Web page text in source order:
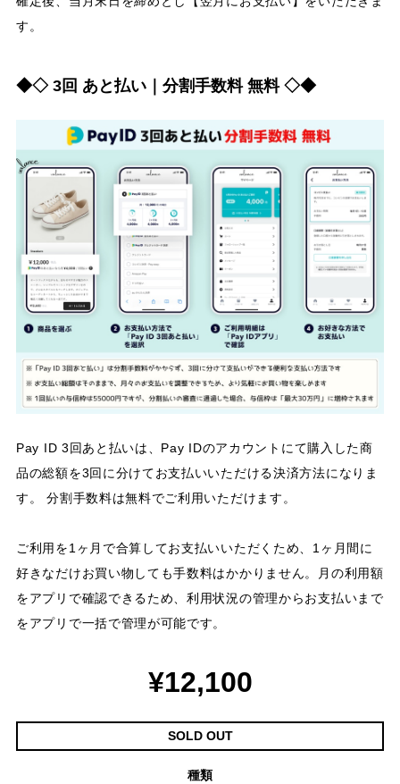
す。
◆◇ 3回 あと払い｜分割手数料 無料 ◇◆
Pay ID 3回あと払いは、Pay IDのアカウントにて購入した商
品の総額を3回に分けてお支払いいただける決済方法になりま
す。 分割手数料は無料でご利用いただけます。
ご利用を1ヶ月で合算してお支払いいただくため、1ヶ月間に
好きなだけお買い物しても手数料はかかりません。月の利用額
をアプリで確認できるため、利用状況の管理からお支払いまで
をアプリで一括で管理が可能です。
¥12,100
SOLD OUT
種類